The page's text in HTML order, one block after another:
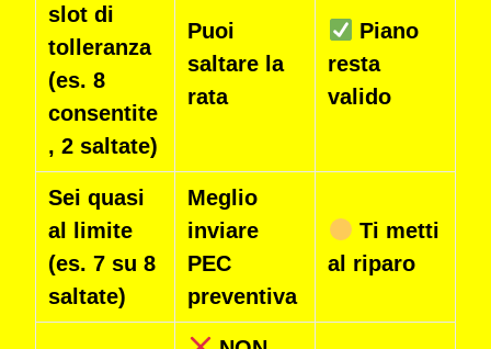
slot di
tolleranza
(es. 8
consentite
, 2 saltate)
Puoi
saltare la
rata
Piano
resta
valido
Sei quasi
al limite
(es. 7 su 8
saltate)
Meglio
inviare
PEC
preventiva
Ti metti
al riparo